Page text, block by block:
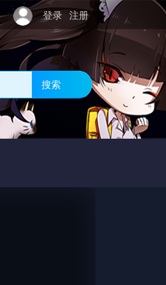
登录 注册
搜索